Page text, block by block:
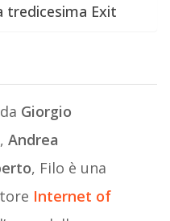
tredicesima Exit
Giorgio
, Andrea
, Filo è una
Internet of